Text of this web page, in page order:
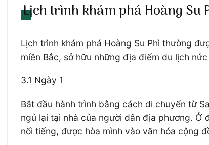
Lịch trình khám phá Hoàng Su
Lịch trình khám phá Hoàng Su Phì thường
miền Bắc, sở hữu những địa điểm du lịch
3.1 Ngày 1
Bắt đầu hành trình bằng cách di chuyển từ
ngủ lại tại nhà của người dân địa phương.
nổi tiếng, được hòa mình vào văn hóa cộng